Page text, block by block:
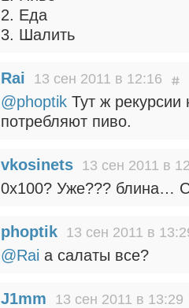
2. Еда
3. Шалить
Rai 13 сен 2011 в 12:16
@phoptik Тут ж
потребляют пиво.
vkosinets 13 сен 2011 в
0х100? Уже??? блина…
phoptik 13 сен 2011 в
@Rai а салаты все?
J1mm 13 сен 2011 в 13:29